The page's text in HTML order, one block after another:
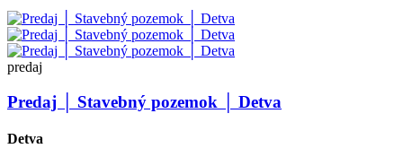
predaj
Predaj │ Stavebný pozemok │ Detva
Detva